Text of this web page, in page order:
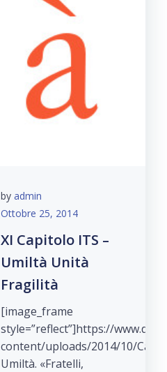
by admin
Ottobre 25, 2014
XI Capitolo ITS –
Umiltà Unità
Fragilità
[image_frame
style=”reflect”]https://
content/uploads/2014/10/
Umiltà. «Fratelli,